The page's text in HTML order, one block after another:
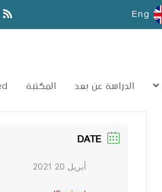
Eng
الدراسة عن بعد المكتبة
DATE
أبريل 20 2021